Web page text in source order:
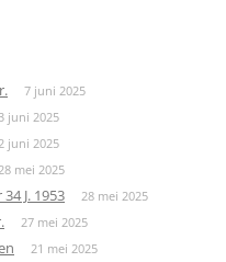
7 juni 2025
3 juni 2025
2 juni 2025
28 mei 2025
J. 1953 28 mei 2025
27 mei 2025
21 mei 2025